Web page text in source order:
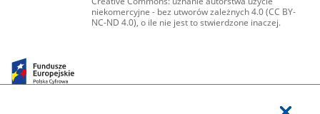
niekomercyjne - bez utworów zależnych 4.0 (CC BY-
NC-ND 4.0), o ile nie jest to stwierdzone inaczej.